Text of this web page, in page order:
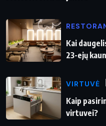
Kai
23-ejų
VIRTUVĖ
Kaip
virtuvei?